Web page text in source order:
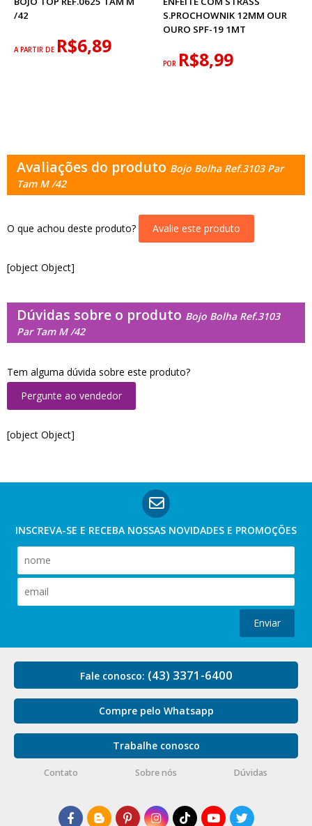
/42
A PARTIR DE R$6,89
S.PROCHOWNIK 12MM OUR
OURO SPF-19 1MT
POR R$8,99
Avaliações do produto Bojo Bolha Ref.3103 Par
Tam M /42
O que achou deste produto? Avalie este produto
[object Object]
Dúvidas sobre o produto Bojo Bolha Ref.3103
Par Tam M /42
Tem alguma dúvida sobre este produto?
Pergunte ao vendedor
[object Object]
INSCREVA-SE E RECEBA NOSSAS NOVIDADES E PROMOÇÕES
Enviar
Fale conosco: (43) 3371-6400
Compre pelo Whatsapp
Trabalhe conosco
Contato Sobre nós Dúvidas